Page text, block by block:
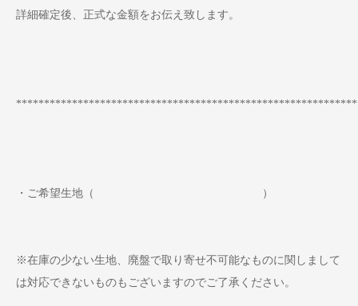
詳細確定後、正式な金額をお伝え致します。
・ご希望生地（ ）
※在庫の少ない生地、廃盤で取り寄せ不可能なものに関しまして
は対応できないものもございますのでご了承ください。